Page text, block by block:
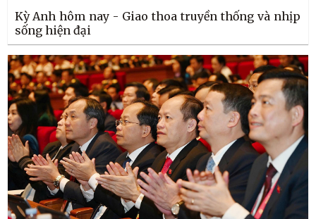
Kỳ Anh hôm nay - Giao thoa truyền thống và nhịp
sống hiện đại